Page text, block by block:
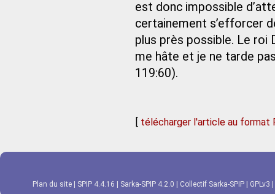
est donc impossible
certainement s’efforcer
plus près possible. Le roi
me hâte et je ne tarde
119:60).
[ télécharger l'article au format
Plan du site SPIP 4.4.16 Sarka-SPIP 4.2.0 Collectif Sarka-SPIP GPLv3